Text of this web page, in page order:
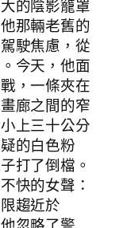
的陰影籠罩
那輛老舊的
駛焦慮，從
今天，他面
，一條夾在
廊之間的窄
上三十公分
的白色粉
打了倒檔。
快的女聲：
趨近於